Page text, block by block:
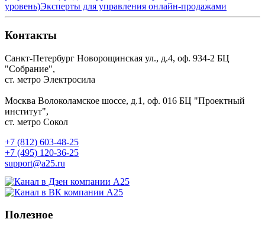
уровень)Эксперты для управления онлайн-продажами
Контакты
Санкт-Петербург Новорощинская ул., д.4, оф. 934-2 БЦ
"Собрание",
ст. метро Электросила
Москва Волоколамское шоссе, д.1, оф. 016 БЦ "Проектный
институт",
ст. метро Сокол
+7 (812) 603-48-25
+7 (495) 120-36-25
support@a25.ru
Полезное